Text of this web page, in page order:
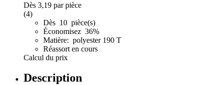
Dès 3,19 par pièce
(4)
Dès 10 pièce(s)
Économisez 36%
Matière: polyester 190 T
Réassort en cours
Calcul du prix
Description